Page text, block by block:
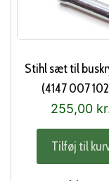
Stihl sæt til
(4147 007
255,00
Tilføj til